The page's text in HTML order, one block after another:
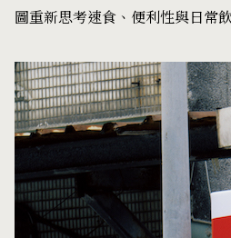
圖重新思考速食、便利性與日常